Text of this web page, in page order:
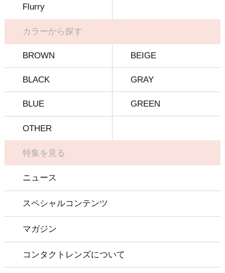
Flurry
カラーから探す
BROWN BEIGE
BLACK GRAY
BLUE GREEN
OTHER
特集を見る
ニュース
スペシャルコンテンツ
マガジン
コンタクトレンズについて